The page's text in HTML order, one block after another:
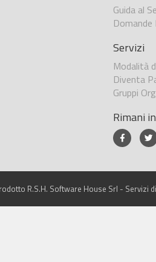
Guida al
Servizi
Modalità
Diventa
Gruppi
Rimani
R.S.H. Software House Srl - Servizi